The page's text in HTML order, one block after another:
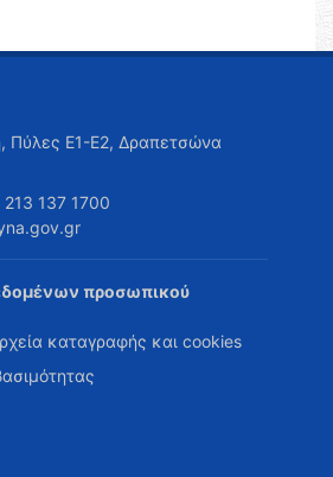
Πύλες Ε1-Ε2, Δραπετσώνα
137 1700
προσωπικού
καταγραφής και cookies